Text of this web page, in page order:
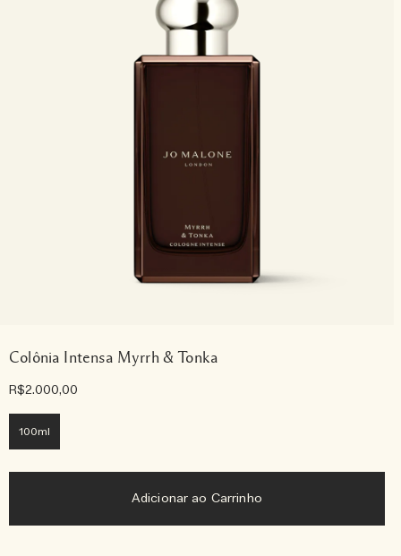
Colônia Intensa Myrrh & Tonka
R$2.000,00
100ml
Adicionar ao Carrinho